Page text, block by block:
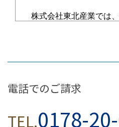
株式会社東北産業では
します。
個人情報の利用
電話でのご請求
TEL.0178-